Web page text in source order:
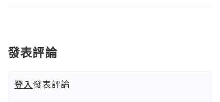
發表評論
登入發表評論